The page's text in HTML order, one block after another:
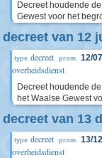
Decreet houdende
Gewest voor het
decreet van 12
type decreet prom. 12/
overheidsdienst
Decreet houdende
het Waalse Gewest
decreet van 13
type decreet prom. 13/
overheidsdienst